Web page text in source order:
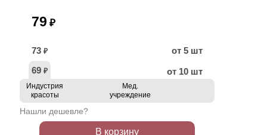
79 ₽
73 ₽
от 5 шт
69 ₽ от 10 шт
Индустрия
красоты
Мед.
учреждение
Нашли дешевле?
В корзину